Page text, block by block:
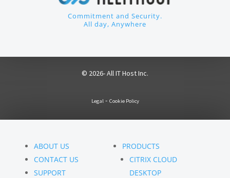
Commitment and Security.
All day, Anywhere
© 2026- All IT Host Inc.
Legal - Cookie Policy
ABOUT US
CONTACT US
SUPPORT
PRODUCTS
CITRIX CLOUD
DESKTOP